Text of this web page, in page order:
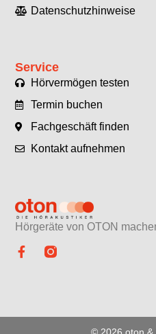
Hörgeräte von OTON
Datenschutzhinweise
Service
Hörvermögen testen
Termin buchen
Fachgeschäft finden
Kontakt aufnehmen